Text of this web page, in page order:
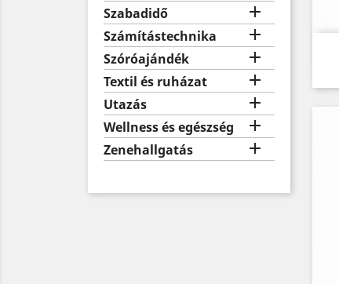
Szabadidő

Számítástechnika 
Szóróajándék 
Textil és ruházat 
Utazás 
Wellness és egészség 
Zenehallgatás 